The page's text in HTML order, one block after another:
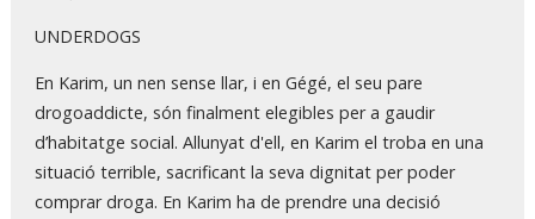
UNDERDOGS
En Karim, un nen sense llar, i en Gégé, el seu pare
drogoaddicte, són finalment elegibles per a gaudir
d’habitatge social. Allunyat d'ell, en Karim el troba en una
situació terrible, sacrificant la seva dignitat per poder
comprar droga. En Karim ha de prendre una decisió